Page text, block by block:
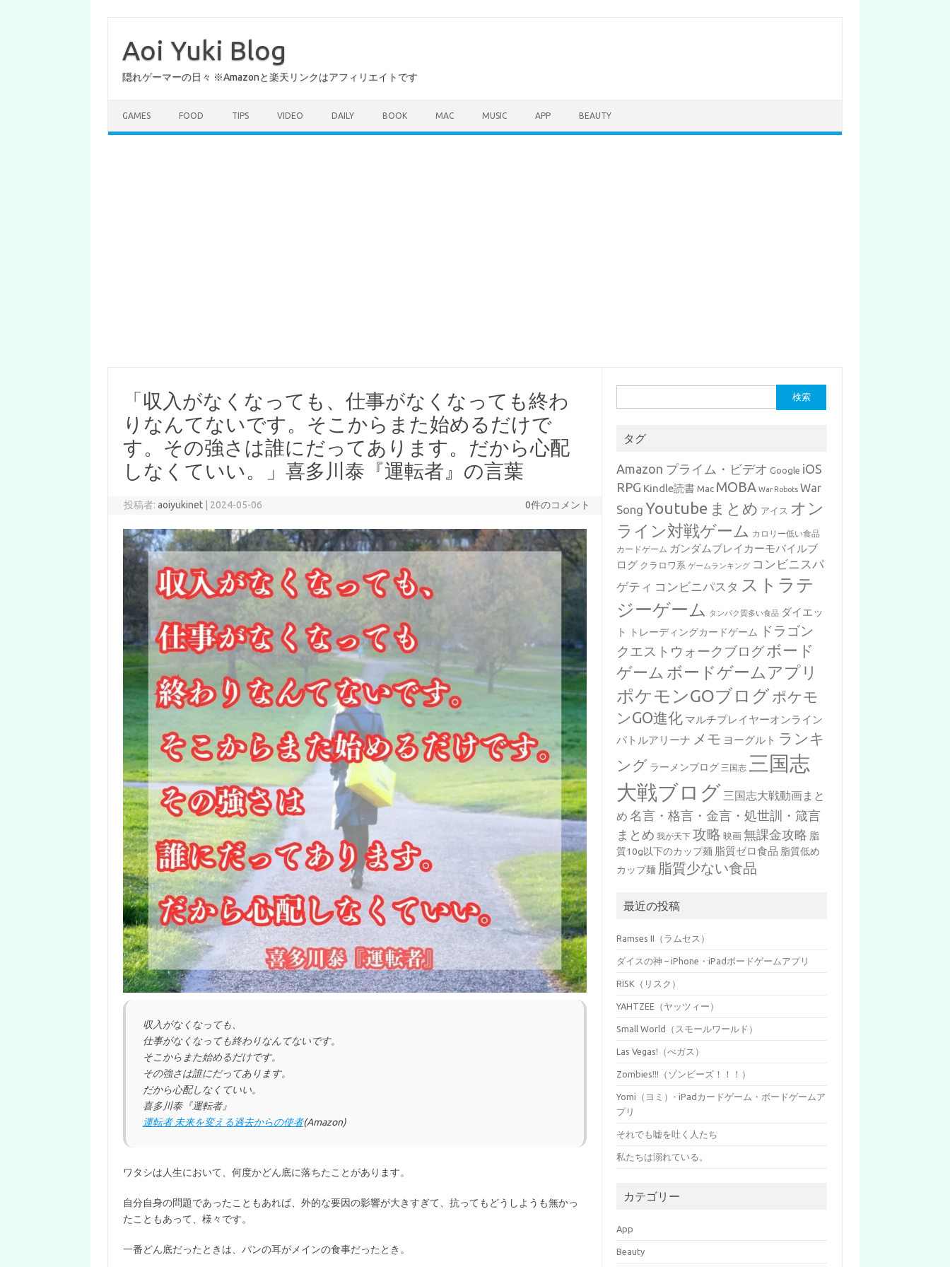
Aoi Yuki Blog
隠れゲーマーの日々 ※Amazonと楽天リンクはアフィリエイトです
GAMES FOOD TIPS VIDEO DAILY BOOK MAC MUSIC APP BEAUTY
「収入がなくなっても、仕事がなくなっても終わ
りなんてないです。そこからまた始めるだけで
す。その強さは誰にだってあります。だから心配
しなくていい。」喜多川泰『運転者』の言葉
投稿者:aoiyukinet 2024-05-06 0件のコメント
収入がなくなっても、
仕事がなくなっても終わりなんてないです。
そこからまた始めるだけです。
その強さは誰にだってあります。
だから心配しなくていい。
喜多川泰『運転者』
運転者 未来を変える過去からの使者(Amazon)
ワタシは人生において、何度かどん底に落ちたことがあります。
自分自身の問題であったこともあれば、外的な要因の影響が大きすぎて、抗ってもどうしようも無かっ
たこともあって、様々です。
一番どん底だったときは、パンの耳がメインの食事だったとき。
索:
タグ
Amazon プライム・ビデオ Google iOS
RPG Kindle読書 Mac MOBA War Robots War
Song Youtube まとめ アイス オン
ライン対戦ゲーム カロリー低い食品
カードゲーム ガンダムブレイカーモバイルブ
ログ クラロワ系 ゲームランキング コンビニスパ
ゲティ コンビニパスタ ストラテ
ジーゲーム
タンパク質多い食品 ダイエッ
ト
トレーディングカードゲーム
ドラゴン
クエストウォークブログボード
ゲーム ボードゲームアプリ
ポケモンGOブログポケモ
ンGO進化 マルチプレイヤーオンライン
バトルアリーナ メモ ヨーグルト ランキ
ング ラーメンブログ 三国志 三国志
大戦ブログ 三国志大戦動画まと
め 名言・格言・金言・処世訓・箴言
まとめ 我が天下 攻略 映画 無課金攻略 脂
質10g以下のカップ麺 脂質ゼロ食品 脂質低め
カップ麺 脂質少ない食品
最近の投稿
Ramses II（ラムセス）
ダイスの神 – iPhone・iPadボードゲームアプリ
RISK（リスク）
YAHTZEE（ヤッツィー）
Small World（スモールワールド）
Las Vegas!（べガス）
Zombies!!!（ゾンビーズ！！！）
Yomi（ヨミ）- iPadカードゲーム・ボードゲームア
プリ
それでも嘘を吐く人たち
私たちは溺れている。
カテゴリー
App
Beauty